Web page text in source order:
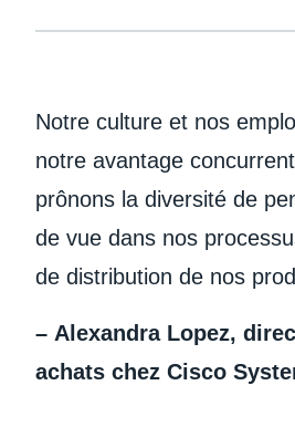
Notre culture et nos
notre avantage
prônons la diversité de
de vue dans nos
de distribution de nos
– Alexandra Lopez,
achats chez Cisco